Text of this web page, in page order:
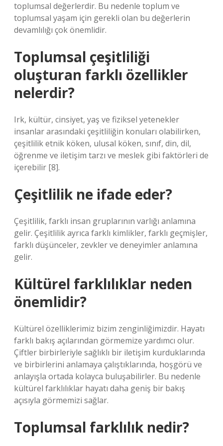
toplumsal değerlerdir. Bu nedenle toplum ve
toplumsal yaşam için gerekli olan bu değerlerin
devamlılığı çok önemlidir.
Toplumsal çeşitliliği
oluşturan farklı özellikler
nelerdir?
Irk, kültür, cinsiyet, yaş ve fiziksel yetenekler
insanlar arasındaki çeşitliliğin konuları olabilirken,
çeşitlilik etnik köken, ulusal köken, sınıf, din, dil,
öğrenme ve iletişim tarzı ve meslek gibi faktörleri de
içerebilir [8].
Çeşitlilik ne ifade eder?
Çeşitlilik, farklı insan gruplarının varlığı anlamına
gelir. Çeşitlilik ayrıca farklı kimlikler, farklı geçmişler,
farklı düşünceler, zevkler ve deneyimler anlamına
gelir.
Kültürel farklılıklar neden
önemlidir?
Kültürel özelliklerimiz bizim zenginliğimizdir. Hayatı
farklı bakış açılarından görmemize yardımcı olur.
Çiftler birbirleriyle sağlıklı bir iletişim kurduklarında
ve birbirlerini anlamaya çalıştıklarında, hoşgörü ve
anlayışla ortada kolayca buluşabilirler. Bu nedenle
kültürel farklılıklar hayatı daha geniş bir bakış
açısıyla görmemizi sağlar.
Toplumsal farklılık nedir?